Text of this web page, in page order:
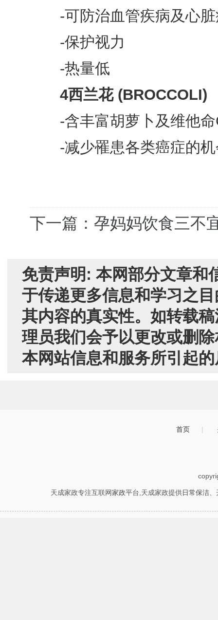
-可防治血管疾病及心脏
-保护视力
-热量低
4西兰花 (BROCCOLI)
-含丰富胡萝卜及维他命
-减少罹患各类癌症的机
下一篇：孕妈妈饮食三不
免责声明: 本网部分文章和
于传递更多信息和学习之
其内容的真实性。如转载
理员我们会予以更改或删
本网站信息和服务所引起
首页 |
天成家政专注互联网家政平台,天成家政提供日常保洁、